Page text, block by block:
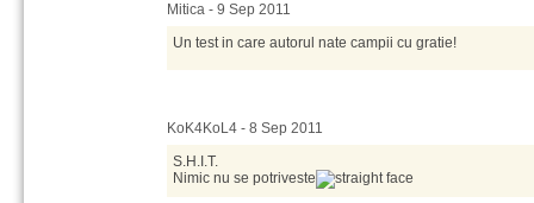
Mitica - 9 Sep 2011
Un test in care autorul nate campii cu gratie!
KoK4KoL4 - 8 Sep 2011
S.H.I.T.
Nimic nu se potriveste